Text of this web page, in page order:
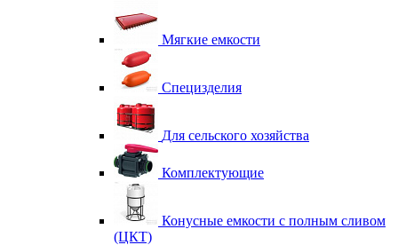
Мягкие емкости
Специзделия
Для сельского хозяйства
Комплектующие
Конусные емкости с полным сливом
(ЦКТ)